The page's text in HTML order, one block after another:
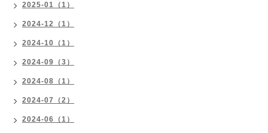
2025-01（1）
2024-12（1）
2024-10（1）
2024-09（3）
2024-08（1）
2024-07（2）
2024-06（1）